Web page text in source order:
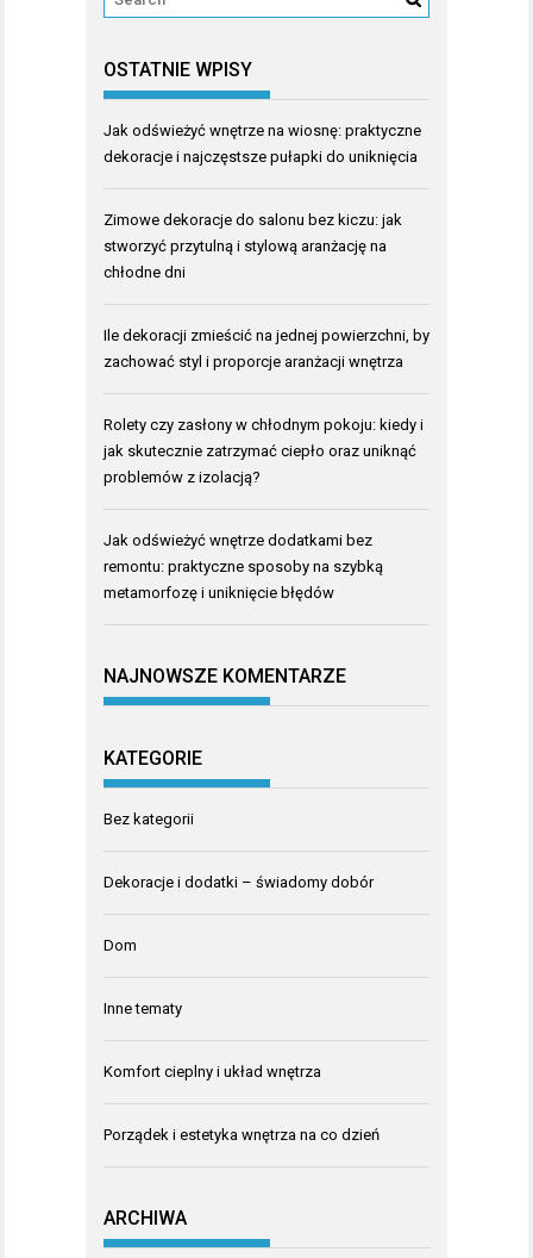
OSTATNIE WPISY
Jak odświeżyć wnętrze na wiosnę: praktyczne
dekoracje i najczęstsze pułapki do uniknięcia
Zimowe dekoracje do salonu bez kiczu: jak
stworzyć przytulną i stylową aranżację na
chłodne dni
Ile dekoracji zmieścić na jednej powierzchni, by
zachować styl i proporcje aranżacji wnętrza
Rolety czy zasłony w chłodnym pokoju: kiedy i
jak skutecznie zatrzymać ciepło oraz uniknąć
problemów z izolacją?
Jak odświeżyć wnętrze dodatkami bez
remontu: praktyczne sposoby na szybką
metamorfozę i uniknięcie błędów
NAJNOWSZE KOMENTARZE
KATEGORIE
Bez kategorii
Dekoracje i dodatki – świadomy dobór
Dom
Inne tematy
Komfort cieplny i układ wnętrza
Porządek i estetyka wnętrza na co dzień
ARCHIWA